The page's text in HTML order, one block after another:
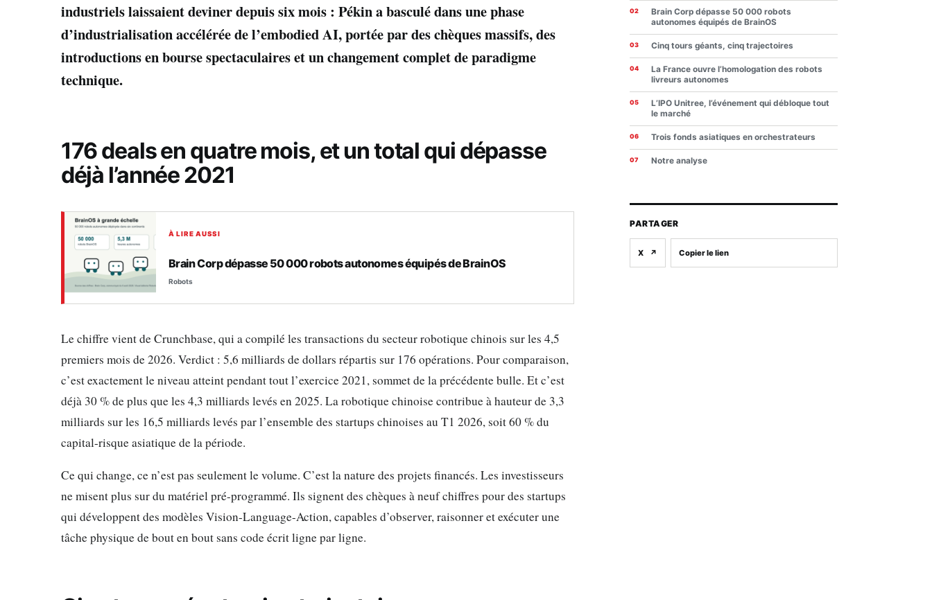
industriels laissaient deviner depuis six mois : Pékin a basculé dans une phase
d’industrialisation accélérée de l’embodied AI, portée par des chèques massifs, des
introductions en bourse spectaculaires et un changement complet de paradigme
technique.
176 deals en quatre mois, et un total qui dépasse
déjà l’année 2021
À LIRE AUSSI
Brain Corp dépasse 50 000 robots autonomes équipés de BrainOS
Robots
Le chiffre vient de Crunchbase, qui a compilé les transactions du secteur robotique chinois sur les 4,5
premiers mois de 2026. Verdict : 5,6 milliards de dollars répartis sur 176 opérations. Pour comparaison,
c’est exactement le niveau atteint pendant tout l’exercice 2021, sommet de la précédente bulle. Et c’est
déjà 30 % de plus que les 4,3 milliards levés en 2025. La robotique chinoise contribue à hauteur de 3,3
milliards sur les 16,5 milliards levés par l’ensemble des startups chinoises au T1 2026, soit 60 % du
capital-risque asiatique de la période.
Ce qui change, ce n’est pas seulement le volume. C’est la nature des projets financés. Les investisseurs
ne misent plus sur du matériel pré-programmé. Ils signent des chèques à neuf chiffres pour des startups
qui développent des modèles Vision-Language-Action, capables d’observer, raisonner et exécuter une
tâche physique de bout en bout sans code écrit ligne par ligne.
Brain Corp dépasse 50 000 robots
autonomes équipés de BrainOS
Cinq tours géants, cinq trajectoires
La France ouvre l’homologation des robots
livreurs autonomes
L’IPO Unitree, l’événement qui débloque tout
le marché
Trois fonds asiatiques en orchestrateurs
Notre analyse
PARTAGER
X ↗ Copier le lien